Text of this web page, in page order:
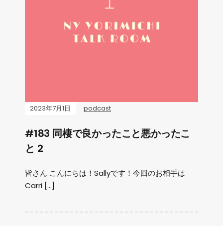
2023年7月1日 podcast
#183 同棲で良かったこと悪かったこ
と 2
皆さん こんにちは！Sallyです！今回のお相手は
Carri […]